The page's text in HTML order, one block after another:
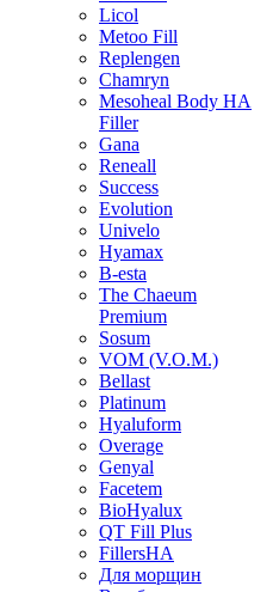
Licol
Metoo Fill
Replengen
Chamryn
Mesoheal Body HA
Filler
Gana
Reneall
Success
Evolution
Univelo
Hyamax
B-esta
The Chaeum
Premium
Sosum
VOM (V.O.M.)
Bellast
Platinum
Hyaluform
Overage
Genyal
Facetem
BioHyalux
QT Fill Plus
FillersHA
Для морщин